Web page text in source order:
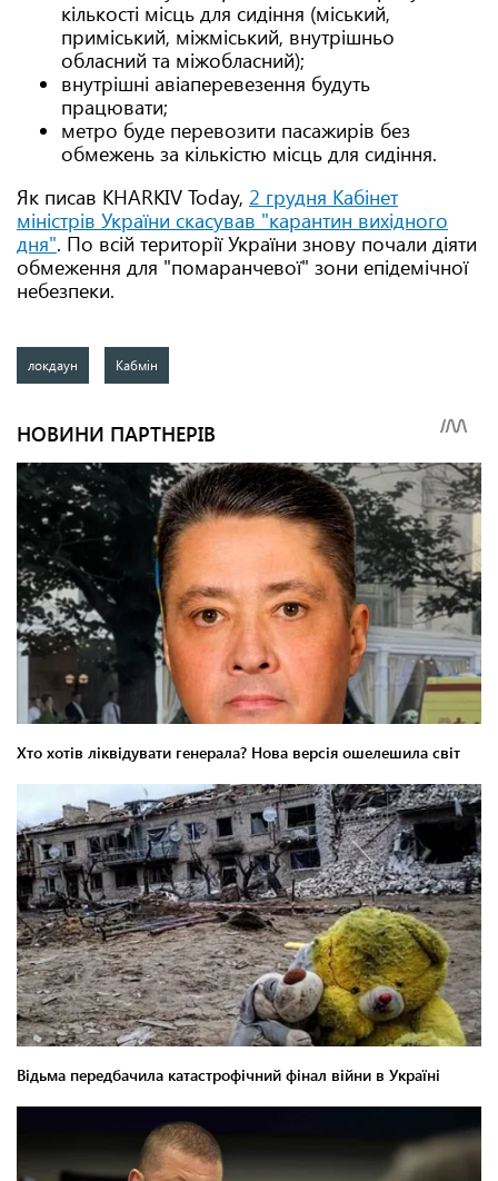
кількості місць для сидіння (міський,
приміський, міжміський, внутрішньо
обласний та міжобласний);
внутрішні авіаперевезення будуть
працювати;
метро буде перевозити пасажирів без
обмежень за кількістю місць для сидіння.
Як писав KHARKIV Today, 2 грудня Кабінет
міністрів України скасував "карантин вихідного
дня". По всій території України знову почали діяти
обмеження для "помаранчевої" зони епідемічної
небезпеки.
локдаун Кабмін